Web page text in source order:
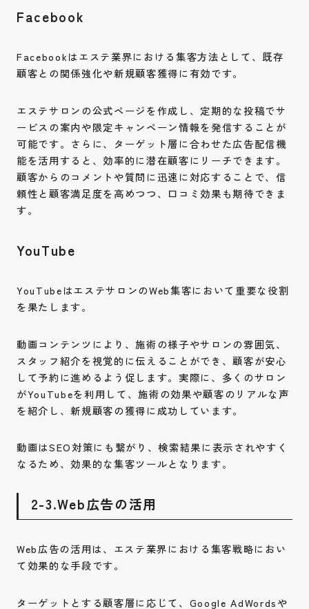
Facebook
Facebookはエステ業界における集客方法として、既存
顧客との関係強化や新規顧客獲得に有効です。
エステサロンの公式ページを作成し、定期的な投稿でサ
ービスの案内や限定キャンペーン情報を発信することが
可能です。さらに、ターゲット層に合わせた広告配信機
能を活用すると、効率的に潜在顧客にリーチできます。
顧客からのコメントや質問に迅速に対応することで、信
頼性と顧客満足度を高めつつ、口コミ効果も期待できま
す。
YouTube
YouTubeはエステサロンのWeb集客において重要な役割
を果たします。
動画コンテンツにより、施術の様子やサロンの雰囲気、
スタッフ紹介を視覚的に伝えることができ、顧客が安心
して予約に進めるよう促します。実際に、多くのサロン
がYouTubeを利用して、施術の効果や顧客のリアルな声
を紹介し、新規顧客の獲得に成功しています。
動画はSEO対策にも繋がり、検索結果に表示されやすく
なるため、効果的な集客ツールとなります。
2-3.Web広告の活用
Web広告の活用は、エステ業界における集客戦略におい
て効果的な手段です。
ターゲットとする顧客層に応じて、Google AdWordsや